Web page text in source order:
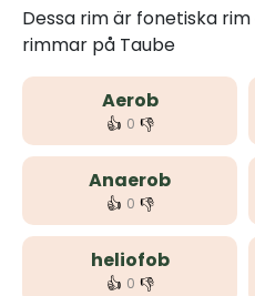
Dessa rim är fonetiska
rimmar på Taube
Aerob
👍 0 👎
Anaerob
👍 0 👎
heliofob
👍 0 👎